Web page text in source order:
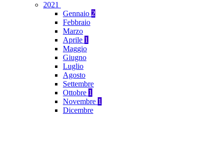
2021
Gennaio 2
Febbraio
Marzo
Aprile 1
Maggio
Giugno
Luglio
Agosto
Settembre
Ottobre 1
Novembre 1
Dicembre